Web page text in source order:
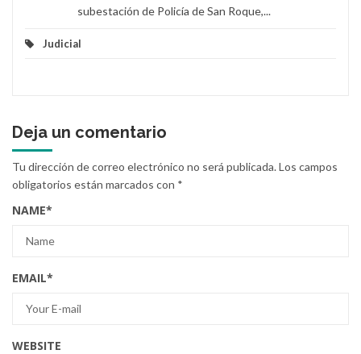
subestación de Policía de San Roque,...
Judicial
Deja un comentario
Tu dirección de correo electrónico no será publicada.Los campos
obligatorios están marcados con *
NAME*
EMAIL*
WEBSITE